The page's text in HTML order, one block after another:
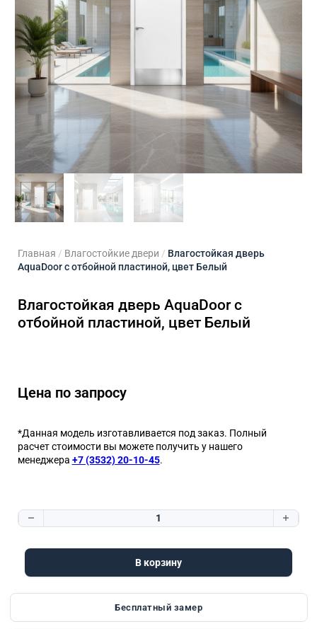
двери
двери на заказ
Главная / Влагостойкие двери / Влагостойкая дверь
AquaDoor с отбойной пластиной, цвет Белый
Влагостойкая дверь AquaDoor с
отбойной пластиной, цвет Белый
Цена по запросу
*Данная модель изготавливается под заказ. Полный
расчет стоимости вы можете получить у нашего
менеджера +7 (3532) 20-10-45.
Количество товара Влагостойкая дверь AquaDoor с отбойной
В корзину
Бесплатный замер